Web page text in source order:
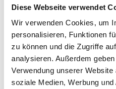
Diese Webseite verwendet
Wir verwenden Cookies, um
personalisieren, Funktionen
zu können und die Zugriffe
analysieren. Außerdem
Verwendung unserer
soziale Medien, Werbung
€29,99 €20,00